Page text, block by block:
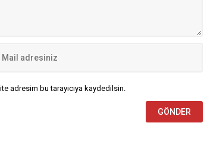
adresim bu tarayıcıya kaydedilsin.